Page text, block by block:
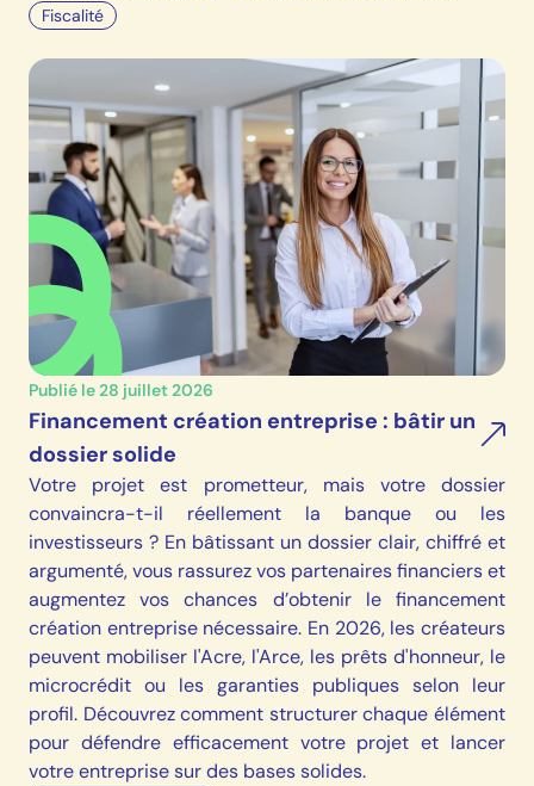
Fiscalité
Publié le 28 juillet 2026
Financement création entreprise : bâtir un
dossier solide
Votre projet est prometteur, mais votre dossier
convaincra-t-il réellement la banque ou les
investisseurs ? En bâtissant un dossier clair, chiffré et
argumenté, vous rassurez vos partenaires financiers et
augmentez vos chances d’obtenir le financement
création entreprise nécessaire. En 2026, les créateurs
peuvent mobiliser l'Acre, l'Arce, les prêts d'honneur, le
microcrédit ou les garanties publiques selon leur
profil. Découvrez comment structurer chaque élément
pour défendre efficacement votre projet et lancer
votre entreprise sur des bases solides.